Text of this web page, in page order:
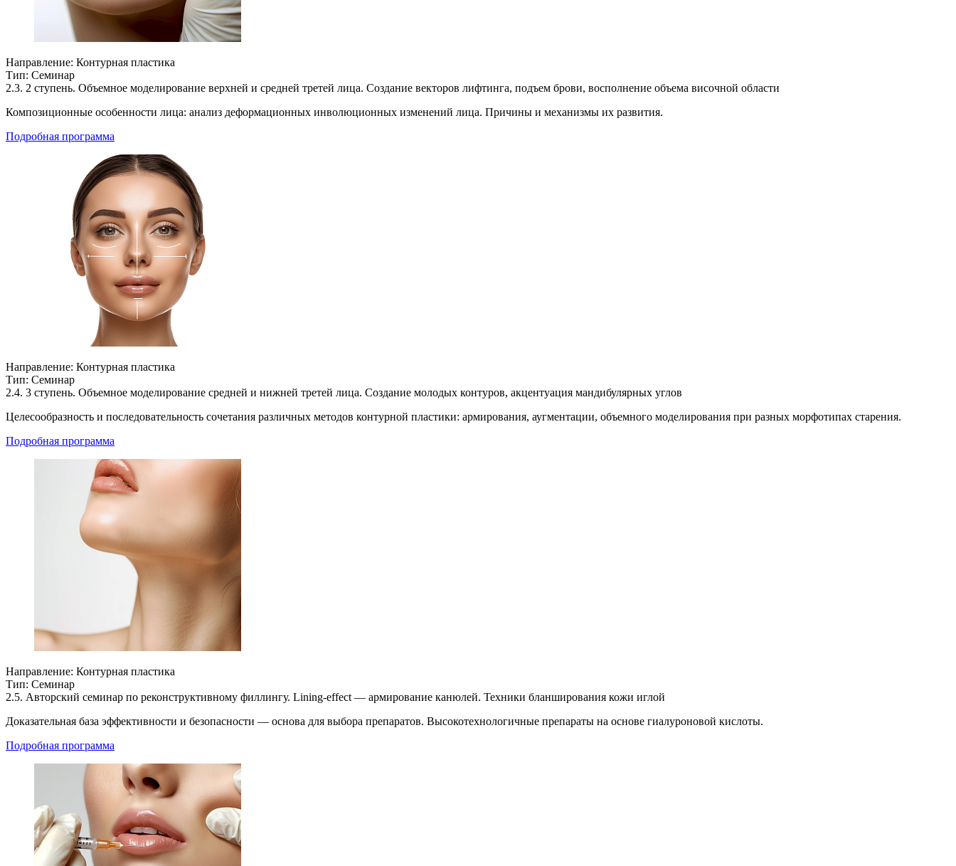
Направление: Контурная пластика
Тип: Семинар
2.3. 2 ступень. Объемное моделирование верхней и средней третей лица. Создание векторов лифтинга, подъем брови, восполнение объема височной области
Композиционные особенности лица: анализ деформационных инволюционных изменений лица. Причины и механизмы их развития.
Подробная программа
Направление: Контурная пластика
Тип: Семинар
2.4. 3 ступень. Объемное моделирование средней и нижней третей лица. Создание молодых контуров, акцентуация мандибулярных углов
Целесообразность и последовательность сочетания различных методов контурной пластики: армирования, аугментации, объемного моделирования при разных морфотипах старения.
Подробная программа
Направление: Контурная пластика
Тип: Семинар
2.5. Авторский семинар по реконструктивному филлингу. Lining-effect — армирование канюлей. Техники бланширования кожи иглой
Доказательная база эффективности и безопасности — основа для выбора препаратов. Высокотехнологичные препараты на основе гиалуроновой кислоты.
Подробная программа